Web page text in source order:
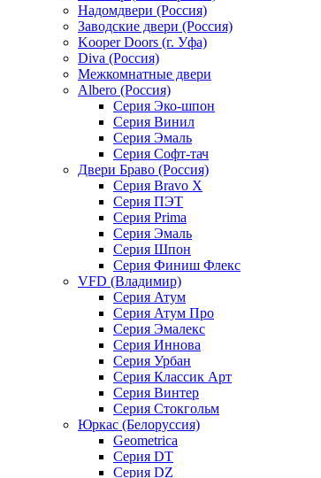
Надомдвери (Россия)
Заводские двери (Россия)
Kooper Doors (г. Уфа)
Diva (Россия)
Межкомнатные двери
Albero (Россия)
Серия Эко-шпон
Серия Винил
Серия Эмаль
Серия Софт-тач
Двери Браво (Россия)
Серия Bravo X
Серия ПЭТ
Серия Prima
Серия Эмаль
Серия Шпон
Серия Финиш Флекс
VFD (Владимир)
Серия Атум
Серия Атум Про
Серия Эмалекс
Серия Иннова
Серия Урбан
Серия Классик Арт
Серия Винтер
Серия Стокгольм
Юркас (Белоруссия)
Geometrica
Серия DT
Серия DZ